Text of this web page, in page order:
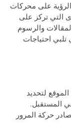
على محركات
التي تركز على
والرسوم
تلبي احتياجات
لتحديد
المستقبل.
حركة المرور